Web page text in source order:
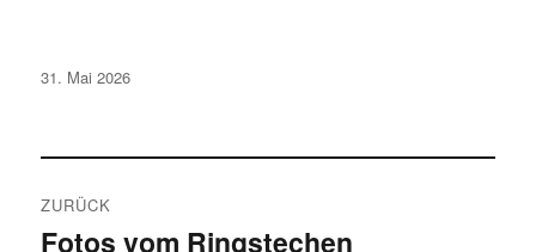
Veröffentlicht
31. Mai 2026
ZURÜCK
Vorheriger
Fotos vom Ringstechen